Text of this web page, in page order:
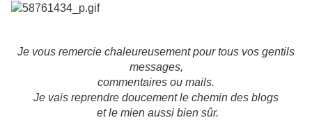
Je vous remercie chaleureusement pour tous vos gentils
messages,
commentaires ou mails.
Je vais reprendre doucement le chemin des blogs
et le mien aussi bien sûr.